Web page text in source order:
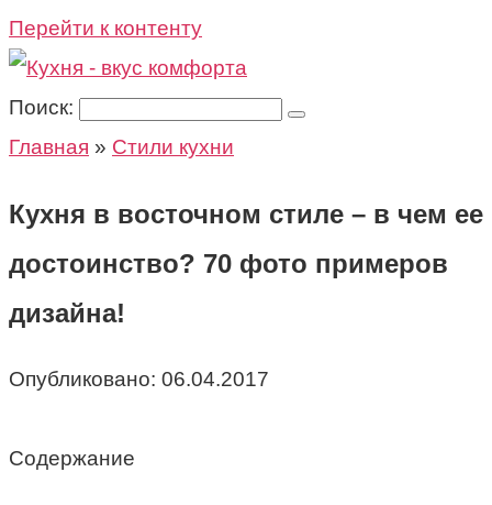
Перейти к контенту
Поиск:
Главная » Стили кухни
Кухня в восточном стиле – в чем ее
достоинство? 70 фото примеров
дизайна!
Опубликовано: 06.04.2017
Содержание